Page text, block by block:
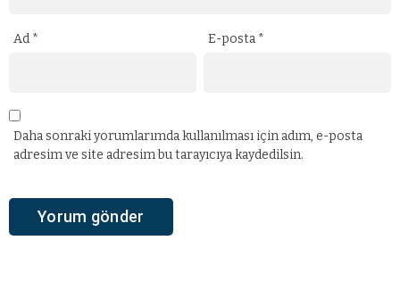
Ad * E-posta *
Daha sonraki yorumlarımda kullanılması için adım, e-posta
adresim ve site adresim bu tarayıcıya kaydedilsin.